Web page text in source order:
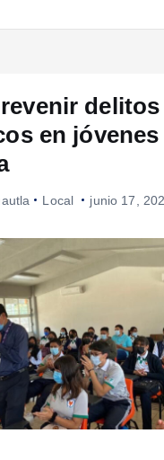
delitos
en jóvenes
Local junio 17,